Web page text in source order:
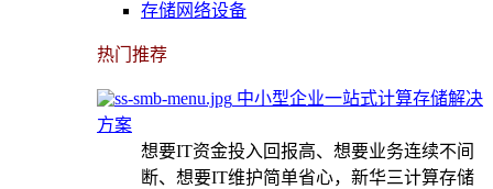
存储网络设备
热门推荐
中小型企业一站式计算存储解决
方案
想要IT资金投入回报高、想要业务连续不间
断、想要IT维护简单省心，新华三计算存储